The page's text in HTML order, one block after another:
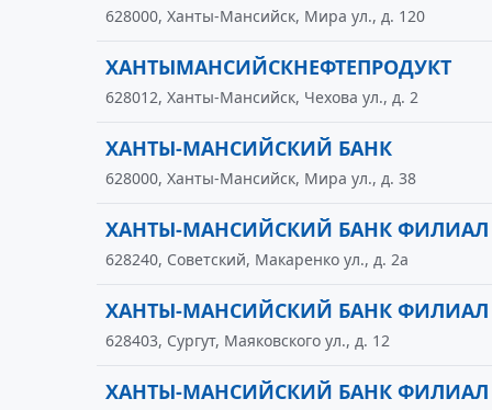
628000, Ханты-Мансийск, Мира ул., д. 120
ХАНТЫМАНСИЙСКНЕФТЕПРОДУКТ
628012, Ханты-Мансийск, Чехова ул., д. 2
ХАНТЫ-МАНСИЙСКИЙ БАНК
628000, Ханты-Мансийск, Мира ул., д. 38
ХАНТЫ-МАНСИЙСКИЙ БАНК ФИЛИАЛ
628240, Советский, Макаренко ул., д. 2а
ХАНТЫ-МАНСИЙСКИЙ БАНК ФИЛИАЛ
628403, Сургут, Маяковского ул., д. 12
ХАНТЫ-МАНСИЙСКИЙ БАНК ФИЛИАЛ